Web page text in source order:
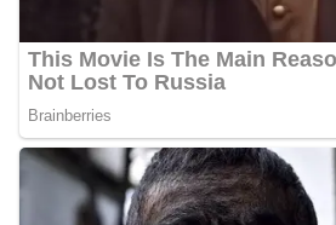
situasi Kamtibmas yang
sekaligus menumbuhkan
warga dalam menyambut
Bhabinkamtibmas Polsek
Sambangi Warga Kelurahan
Pemasangan Bendera
Kemerdekaan RI‎‎Medan, 5
rangka menyambut Hari
Kemerdekaan Republik